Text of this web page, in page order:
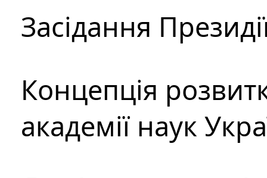
Засідання
Концепція
академії наук